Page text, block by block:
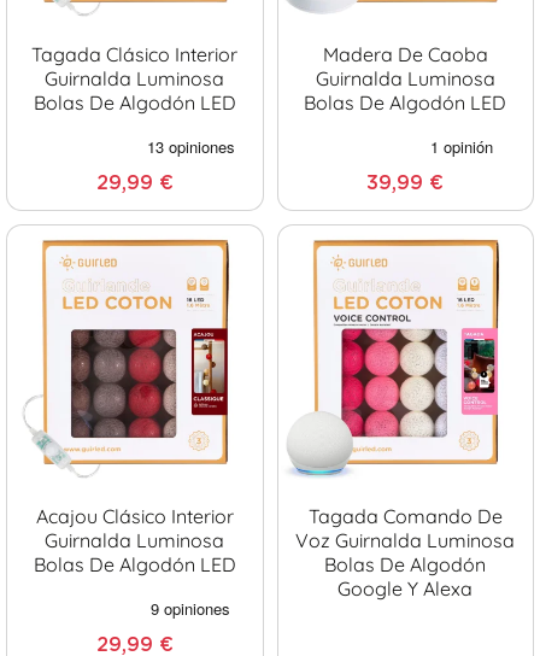
Tagada Clásico Interior
Guirnalda Luminosa
Bolas De Algodón LED
29,99 €
Madera De Caoba
Guirnalda Luminosa
Bolas De Algodón LED
39,99 €
Acajou Clásico Interior
Guirnalda Luminosa
Bolas De Algodón LED
29,99 €
Tagada Comando De
Voz Guirnalda Luminosa
Bolas De Algodón
Google Y Alexa